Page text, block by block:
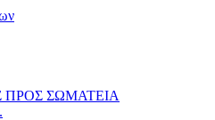
ΠΡΟΣ ΣΩΜΑΤΕΙΑ